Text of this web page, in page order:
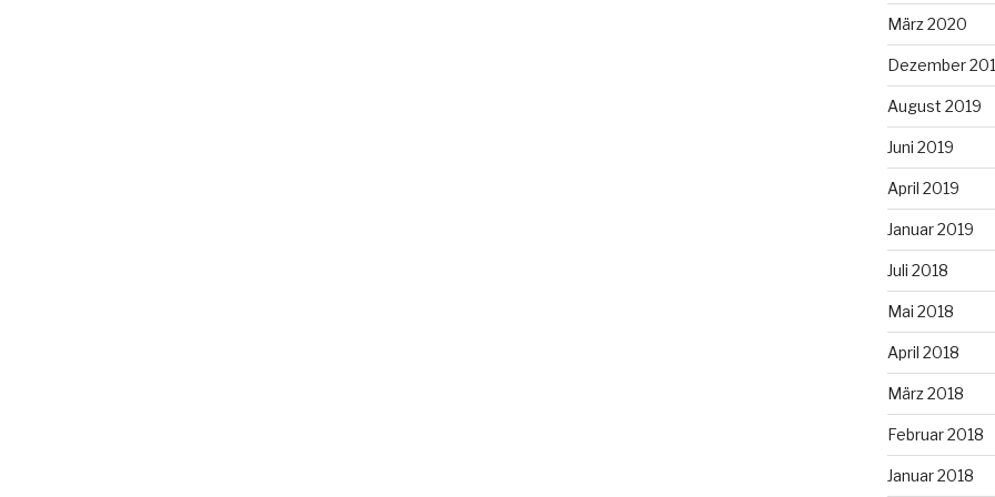
März 2020
Dezember
August 2019
Juni 2019
April 2019
Januar 2019
Juli 2018
Mai 2018
April 2018
März 2018
Februar 2018
Januar 2018